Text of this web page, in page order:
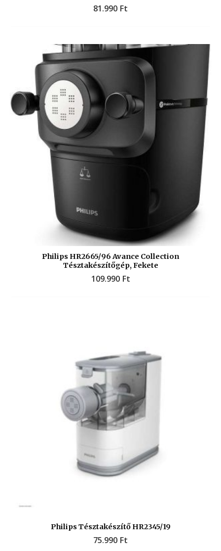
81.990 Ft
Philips HR2665/96 Avance Collection
Tésztakészítőgép, Fekete
109.990 Ft
Philips Tésztakészítő HR2345/19
75.990 Ft